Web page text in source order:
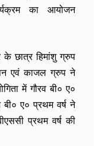
का आयोजन
के छात्र हिमांशु ग्रुप
एवं काजल ग्रुप ने
में गौरव बी० ए०
बी० ए० प्रथम वर्ष ने
प्रथम वर्ष की